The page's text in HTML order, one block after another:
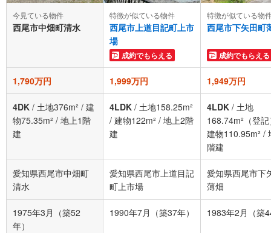
今見ている物件
西尾市中畑町清水
特徴が似ている物件
西尾市上道目記町上市
場
成約でもらえる
特徴が似ている物
西尾市下矢田町
成約でもらえる
1,790万円 1,999万円 1,949万円
4DK / 土地376m² / 建
物75.35m² / 地上1階
建
4LDK / 土地158.25m²
/ 建物122m² / 地上2階
建
4LDK / 土地
168.74m²（登
建物110.95m² /
階建
愛知県西尾市中畑町
清水
愛知県西尾市上道目記
町上市場
愛知県西尾市下
薄畑
1975年3月（築52
年）
1990年7月（築37年） 1983年2月（築